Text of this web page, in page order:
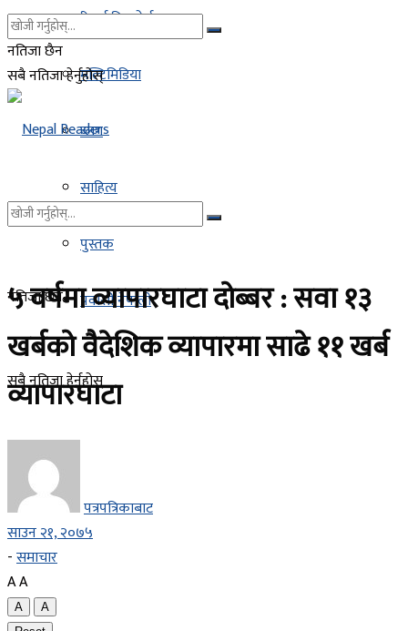
रिडर्स डिस्कोर्स
मल्टिमिडिया
ब्लग
साहित्य
पुस्तक
प्रवासी नेपाली
नतिजा छैन
सबै नतिजा हेर्नुहोस्
नतिजा छैन
सबै नतिजा हेर्नुहोस्
५ वर्षमा व्यापारघाटा दोब्बर : सवा १३
खर्बको वैदेशिक व्यापारमा साढे ११ खर्ब
व्यापारघाटा
पत्रपत्रिकाबाट
साउन २१, २०७५
-समाचार
AA
A
A